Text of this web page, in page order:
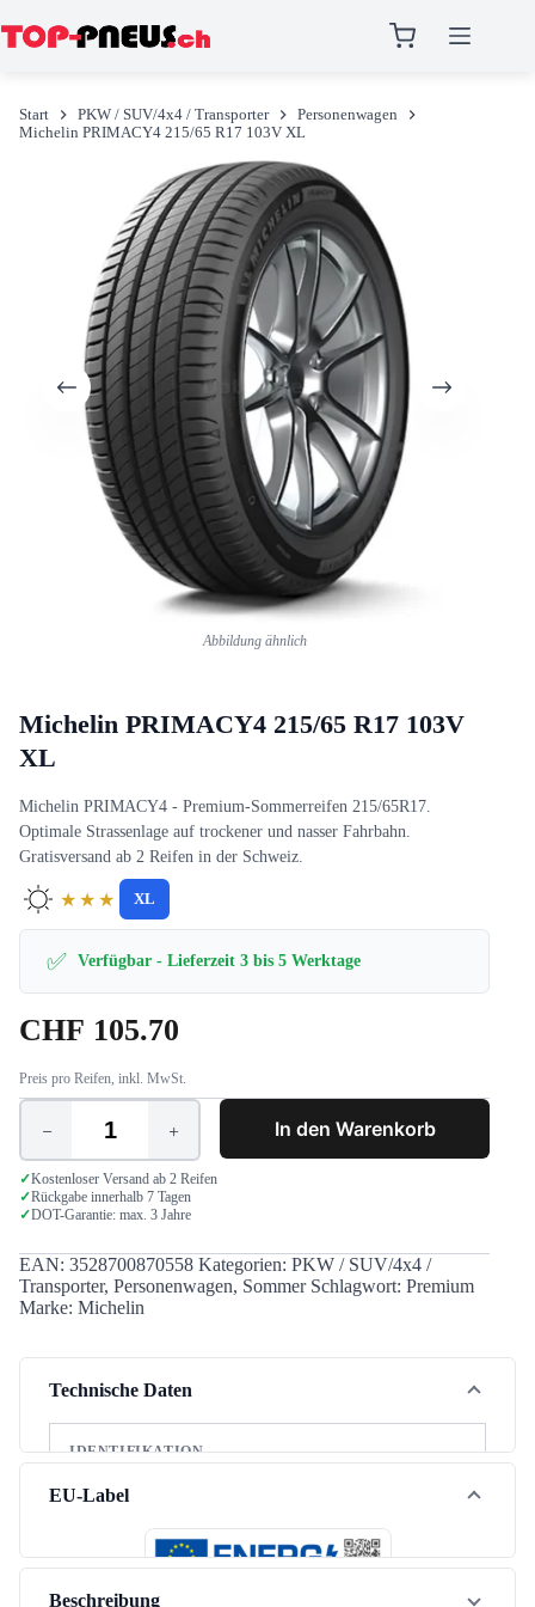
springen
Start PKW / SUV/4x4 / Transporter
Personenwagen
Michelin PRIMACY4 215/65 R17 103V XL
Abbildung ähnlich
Michelin PRIMACY4 215/65 R17 103V
XL
Michelin PRIMACY4 - Premium-Sommerreifen 215/65R17.
Optimale Strassenlage auf trockener und nasser Fahrbahn.
Gratisversand ab 2 Reifen in der Schweiz.
★★★ XL
✅ Verfügbar - Lieferzeit 3 bis 5 Werktage
CHF 105.70
Preis pro Reifen, inkl. MwSt.
Michelin
PRIMACY4
215/65
R17
103V
Menge
In den Warenkorb
✓Kostenloser Versand ab 2 Reifen
✓Rückgabe innerhalb 7 Tagen
✓DOT-Garantie: max. 3 Jahre
EAN: 3528700870558 Kategorien: PKW / SUV/4x4 /
Transporter, Personenwagen, Sommer Schlagwort: Premium
Marke: Michelin
Technische Daten
IDENTIFIKATION
Marke
PRIMACY4
Jahreszeit Sommer
EU-Label
Beschreibung